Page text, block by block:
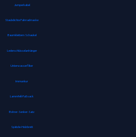
Jumperkabel
Staubdichte Fahrradmaske
Baumklettern Schaukel
Lederschlüsselanhänger
Unterwasserfilter
Immunkur
Lammfell-Fußsack
Bohrer-Senker-Satz
Spätzle-Holzbrett